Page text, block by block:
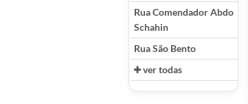
Rua Comendador Abdo
Schahin
Rua São Bento
ver todas